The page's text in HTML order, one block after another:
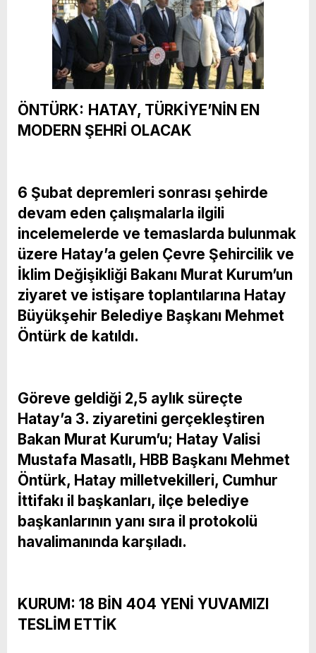
ÖNTÜRK: HATAY, TÜRKİYE’NİN EN
MODERN ŞEHRİ OLACAK
6 Şubat depremleri sonrası şehirde
devam eden çalışmalarla ilgili
incelemelerde ve temaslarda bulunmak
üzere Hatay’a gelen Çevre Şehircilik ve
İklim Değişikliği Bakanı Murat Kurum’un
ziyaret ve istişare toplantılarına Hatay
Büyükşehir Belediye Başkanı Mehmet
Öntürk de katıldı.
Göreve geldiği 2,5 aylık süreçte
Hatay’a 3. ziyaretini gerçekleştiren
Bakan Murat Kurum’u; Hatay Valisi
Mustafa Masatlı, HBB Başkanı Mehmet
Öntürk, Hatay milletvekilleri, Cumhur
İttifakı il başkanları, ilçe belediye
başkanlarının yanı sıra il protokolü
havalimanında karşıladı.
KURUM: 18 BİN 404 YENİ YUVAMIZI
TESLİM ETTİK